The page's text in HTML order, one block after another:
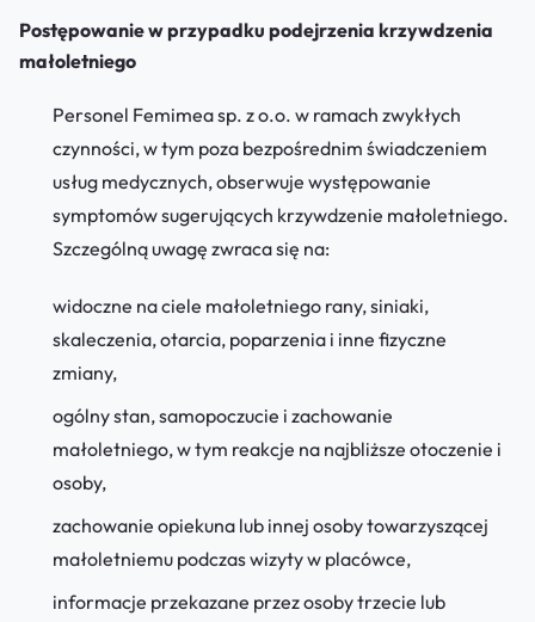
Postępowanie w przypadku podejrzenia krzywdzenia
małoletniego
Personel Femimea sp. z o.o. w ramach zwykłych
czynności, w tym poza bezpośrednim świadczeniem
usług medycznych, obserwuje występowanie
symptomów sugerujących krzywdzenie małoletniego.
Szczególną uwagę zwraca się na:
widoczne na ciele małoletniego rany, siniaki,
skaleczenia, otarcia, poparzenia i inne fizyczne
zmiany,
ogólny stan, samopoczucie i zachowanie
małoletniego, w tym reakcje na najbliższe otoczenie i
osoby,
zachowanie opiekuna lub innej osoby towarzyszącej
małoletniemu podczas wizyty w placówce,
informacje przekazane przez osoby trzecie lub